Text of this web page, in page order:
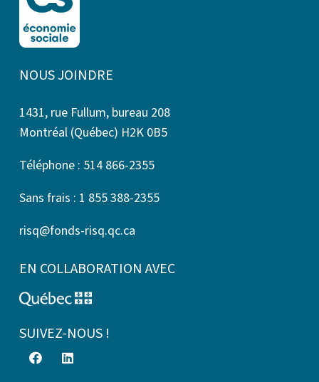
NOUS JOINDRE
1431, rue Fullum, bureau 208
Montréal (Québec) H2K 0B5
Téléphone : 514 866-2355
Sans frais : 1 855 388-2355
risq@fonds-risq.qc.ca
EN COLLABORATION AVEC
SUIVEZ-NOUS !